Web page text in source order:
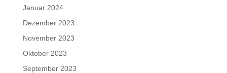
Januar 2024
Dezember 2023
November 2023
Oktober 2023
September 2023